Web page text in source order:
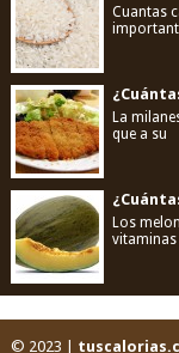
Cuantas
La
que a su
Los
© 2023 |